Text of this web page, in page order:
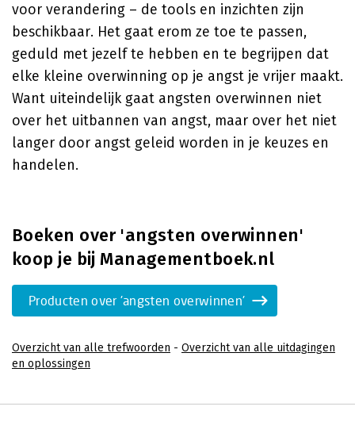
voor verandering – de tools en inzichten zijn
beschikbaar. Het gaat erom ze toe te passen,
geduld met jezelf te hebben en te begrijpen dat
elke kleine overwinning op je angst je vrijer maakt.
Want uiteindelijk gaat angsten overwinnen niet
over het uitbannen van angst, maar over het niet
langer door angst geleid worden in je keuzes en
handelen.
Boeken over 'angsten overwinnen'
koop je bij Managementboek.nl
Producten over 'angsten overwinnen'
Overzicht van alle trefwoorden - Overzicht van alle uitdagingen
en oplossingen